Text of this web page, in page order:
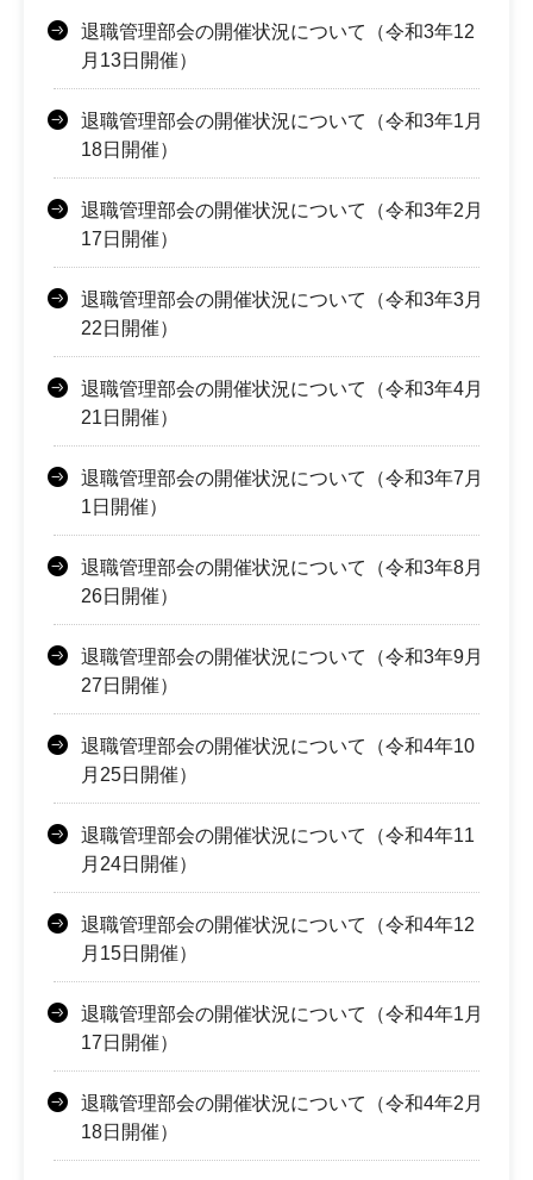
退職管理部会の開催状況について（令和3年12
月13日開催）
退職管理部会の開催状況について（令和3年1月
18日開催）
退職管理部会の開催状況について（令和3年2月
17日開催）
退職管理部会の開催状況について（令和3年3月
22日開催）
退職管理部会の開催状況について（令和3年4月
21日開催）
退職管理部会の開催状況について（令和3年7月
1日開催）
退職管理部会の開催状況について（令和3年8月
26日開催）
退職管理部会の開催状況について（令和3年9月
27日開催）
退職管理部会の開催状況について（令和4年10
月25日開催）
退職管理部会の開催状況について（令和4年11
月24日開催）
退職管理部会の開催状況について（令和4年12
月15日開催）
退職管理部会の開催状況について（令和4年1月
17日開催）
退職管理部会の開催状況について（令和4年2月
18日開催）